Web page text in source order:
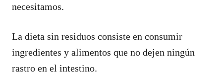
necesitamos.
La dieta sin residuos consiste en consumir
ingredientes y alimentos que no dejen ningún
rastro en el intestino.